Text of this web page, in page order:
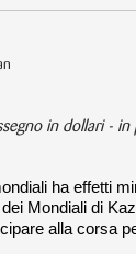
in dollari - in
ha effetti
Mondiali di
alla corsa